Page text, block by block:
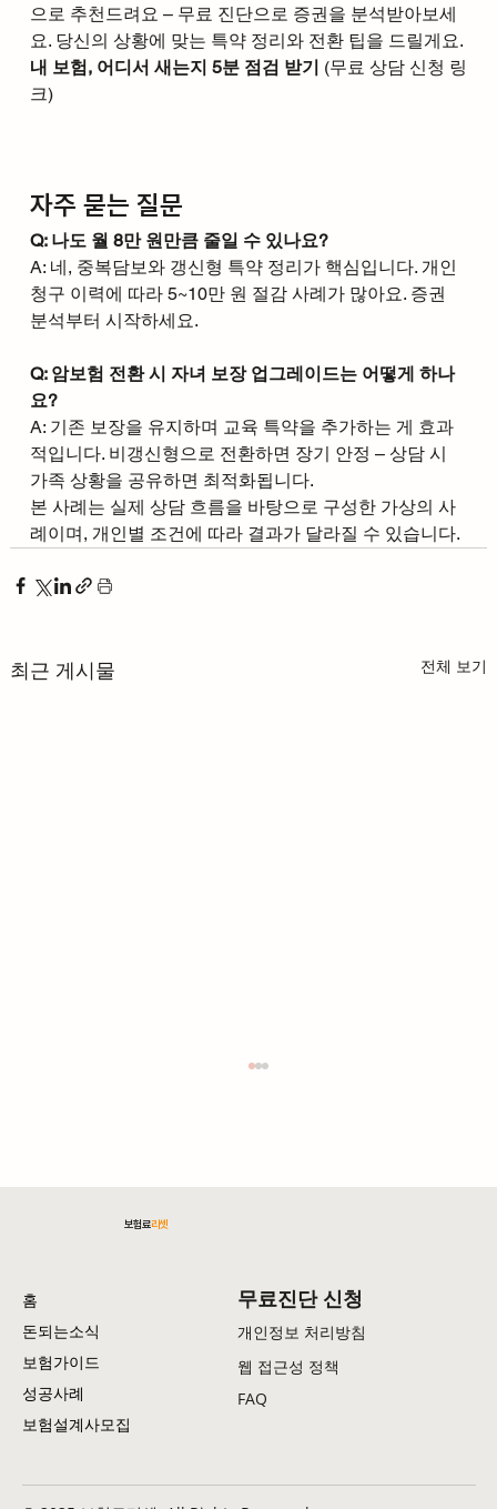
으로 추천드려요 – 무료 진단으로 증권을 분석받아보세
요. 당신의 상황에 맞는 특약 정리와 전환 팁을 드릴게요.
내 보험, 어디서 새는지 5분 점검 받기 (무료 상담 신청 링
크)
자주 묻는 질문
Q: 나도 월 8만 원만큼 줄일 수 있나요?
A: 네, 중복담보와 갱신형 특약 정리가 핵심입니다. 개인
청구 이력에 따라 5~10만 원 절감 사례가 많아요. 증권
분석부터 시작하세요.
Q: 암보험 전환 시 자녀 보장 업그레이드는 어떻게 하나
요?
A: 기존 보장을 유지하며 교육 특약을 추가하는 게 효과
적입니다. 비갱신형으로 전환하면 장기 안정 – 상담 시
가족 상황을 공유하면 최적화됩니다.
본 사례는 실제 상담 흐름을 바탕으로 구성한 가상의 사
례이며, 개인별 조건에 따라 결과가 달라질 수 있습니다.
최근 게시물 전체 보기
40대 농업인 농기계 '갱신 함정' 폭로: 월 13만
원 비용 조정 농가 예산 UP
무료진단 신청
개인정보 처리방침
FAQ
웹 접근성 정책
홈
돈되는소식
보험가이드
성공사례
보험설계사모집
보험료리셋